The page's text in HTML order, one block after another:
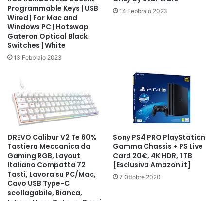
Programmable Keys | USB
Wired | For Mac and
Windows PC | Hotswap
Gateron Optical Black
Switches | White
13 Febbraio 2023
14 Febbraio 2023
DREVO Calibur V2 Te 60%
Tastiera Meccanica da
Gaming RGB, Layout
Italiano Compatta 72
Tasti, Lavora su PC/Mac,
Cavo USB Type-C
scollagabile, Bianca,
Sony PS4 PRO PlayStation
Gamma Chassis + PS Live
Card 20€, 4K HDR, 1 TB
[Esclusiva Amazon.it]
7 Ottobre 2020